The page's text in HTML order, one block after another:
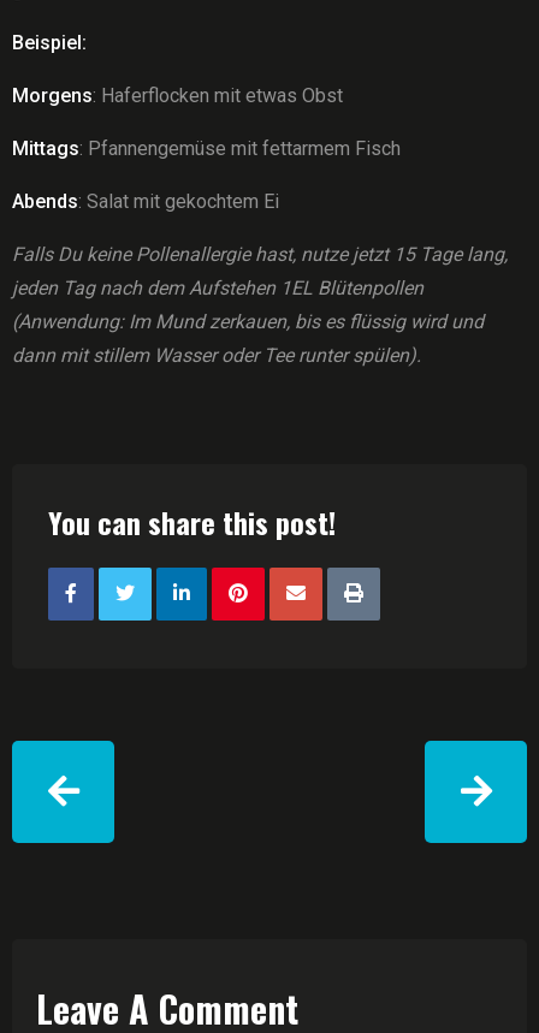
Beispiel:
Morgens: Haferflocken mit etwas Obst
Mittags: Pfannengemüse mit fettarmem Fisch
Abends: Salat mit gekochtem Ei
Falls Du keine Pollenallergie hast, nutze jetzt 15 Tage lang,
jeden Tag nach dem Aufstehen 1EL Blütenpollen
(Anwendung: Im Mund zerkauen, bis es flüssig wird und
dann mit stillem Wasser oder Tee runter spülen).
You can share this post!
Leave A Comment